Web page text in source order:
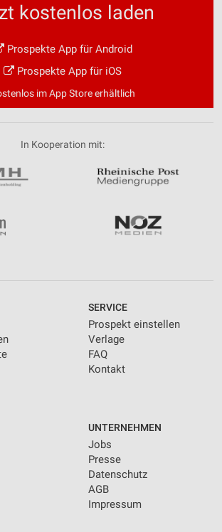
kostenlos laden
Prospekte App für Android
Prospekte App für iOS
im App Store erhältlich
In Kooperation mit:
SERVICE
Prospekt einstellen
Verlage
FAQ
Kontakt
UNTERNEHMEN
Jobs
Presse
Datenschutz
AGB
Impressum